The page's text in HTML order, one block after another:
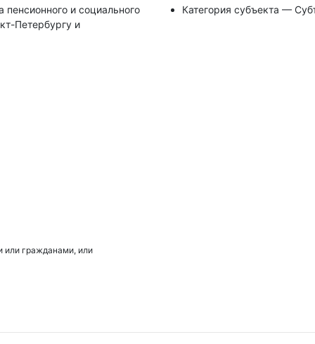
и социального
Петербургу и
Категория субъекта —
или гражданами, или